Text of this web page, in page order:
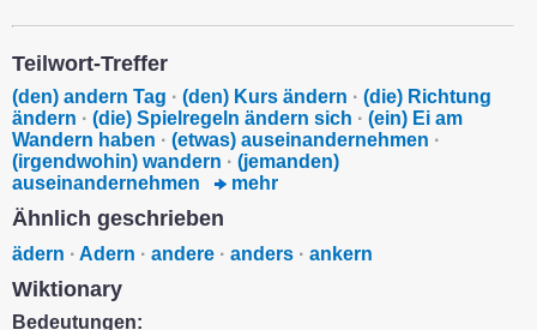
Teilwort-Treffer
(den) andern Tag · (den) Kurs ändern · (die) Richtung
ändern · (die) Spielregeln ändern sich · (ein) Ei am
Wandern haben · (etwas) auseinandernehmen ·
(irgendwohin) wandern · (jemanden)
auseinandernehmen
mehr
Ähnlich geschrieben
ädern · Adern · andere · anders · ankern
Wiktionary
Bedeutungen: